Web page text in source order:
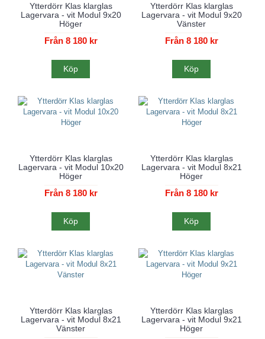
Ytterdörr Klas klarglas
Lagervara - vit Modul 9x20
Höger
Från 8 180 kr
Köp
Ytterdörr Klas klarglas
Lagervara - vit Modul 9x20
Vänster
Från 8 180 kr
Köp
Ytterdörr Klas klarglas
Lagervara - vit Modul 10x20
Höger
Från 8 180 kr
Köp
Ytterdörr Klas klarglas
Lagervara - vit Modul 8x21
Höger
Från 8 180 kr
Köp
Ytterdörr Klas klarglas
Lagervara - vit Modul 8x21
Vänster
Ytterdörr Klas klarglas
Lagervara - vit Modul 9x21
Höger